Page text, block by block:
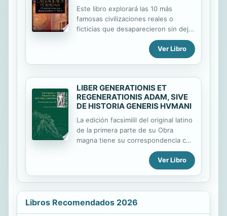
Este libro explorará las 10 más
famosas civilizaciones reales o
ficticias que desaparecieron sin dejar
rastro. Explicará el surgimiento de
estas civilizaciones, los aspectos
únicos de su próspera cultura, y lo
condiciones misteriosas en que
desaparecieron. Los académicos han
ofrecido teorías sobre como estas
civilizaciones desaparecieron, y
observaremos las mejores
explicaciones de cómo una
civilización avanzada, llena de
metrópolis bulliciosas, vasta en
redes mercantiles, flotas de barcos,
y ejércitos en pie pueden
desaparecer sin dejar nada atrás...
Ver Libro
LIBER GENERATIONIS ET
REGENERATIONIS ADAM, SIVE
DE HISTORIA GENERIS HVMANI
La edición facsimilil del original latino
de la primera parte de su Obra
magna tiene su correspondencia con
la traducción y el estudio que del
Libro de la generación y la
regeneración del hombre, que Arias
Montano publicó en la imprenta
antuerpiense de Cristóbal Plantino
en 1593.
Ver Libro
Libros Recomendados 2026